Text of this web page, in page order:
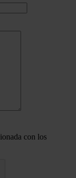
con los